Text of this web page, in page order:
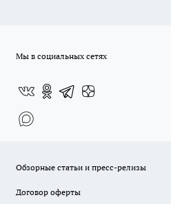
Мы в социальных сетях
Обзорные статьи и пресс-релизы
Договор оферты